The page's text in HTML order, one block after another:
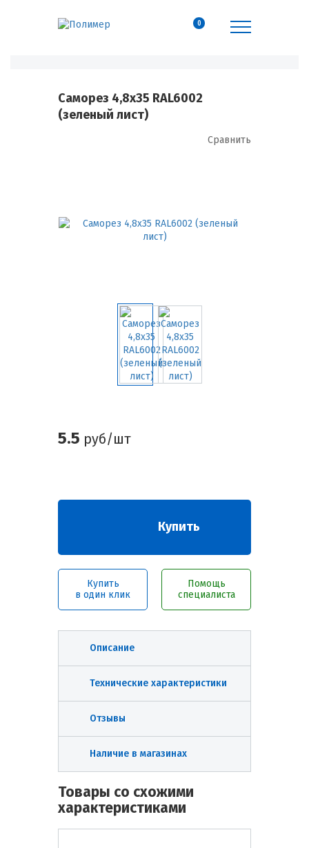
0
Саморез 4,8х35 RAL6002
(зеленый лист)
Сравнить
5.5 руб/шт
Купить
Купить
в один клик
Помощь
специалиста
Описание
Технические характеристики
Отзывы
Наличие в магазинах
Товары со схожими
характеристиками